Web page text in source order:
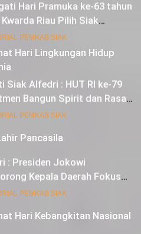
Hari Lingkungan Hidup
Pancasila
Hari Kebangkitan Nasional
Hari Pramuka ke-63 tahun
Kwarda Riau Pilih Siak
Tuan Rumah
PEMKAB SIAK
Siak Alfedri : HUT RI ke-79
Bangun Spirit dan Rasa
PEMKAB SIAK
: Presiden Jokowi
Kepala Daerah Fokus
dan Pilkada Serentak
PEMKAB SIAK